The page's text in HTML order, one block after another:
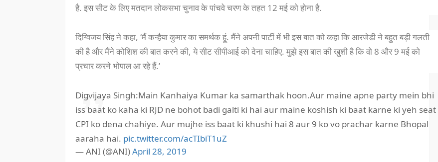
है. इस सीट के लिए मतदान लोकसभा चुनाव के पांचवे चरण के तहत 12 मई को होना है.
दिग्विजय सिंह ने कहा, ‘मैं कन्हैया कुमार का समर्थक हूं. मैंने अपनी पार्टी में भी इस बात को कहा कि आरजेडी ने बहुत बड़ी गलती
की है और मैंने कोशिश की बात करने की, ये सीट सीपीआई को देना चाहिए. मुझे इस बात की खुशी है कि वो 8 और 9 मई को
प्रचार करने भोपाल आ रहे हैं.’
Digvijaya Singh:Main Kanhaiya Kumar ka samarthak hoon.Aur maine apne party mein bhi
iss baat ko kaha ki RJD ne bohot badi galti ki hai aur maine koshish ki baat karne ki yeh seat
CPI ko dena chahiye. Aur mujhe iss baat ki khushi hai 8 aur 9 ko vo prachar karne Bhopal
aaraha hai. pic.twitter.com/acTIbiT1uZ
— ANI (@ANI)April 28, 2019